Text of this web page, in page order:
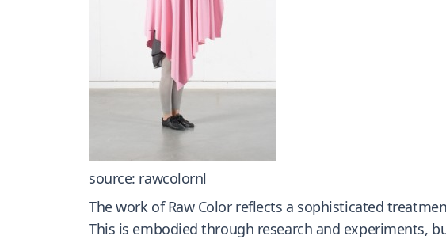
source: rawcolornl
The work of Raw Color reflects a sophisticated
This is embodied through research and experiments,